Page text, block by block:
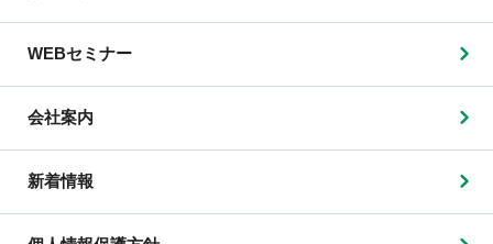
WEBセミナー
会社案内
新着情報